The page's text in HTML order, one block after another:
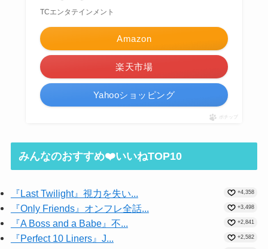
TCエンタテインメント
Amazon
楽天市場
Yahooショッピング
ポチップ
みんなのおすすめ❤️いいねTOP10
『Last Twilight』視力を失い... +4,358
『Only Friends』オンフレ全話... +3,498
『A Boss and a Babe』不... +2,841
『Perfect 10 Liners』J... +2,582